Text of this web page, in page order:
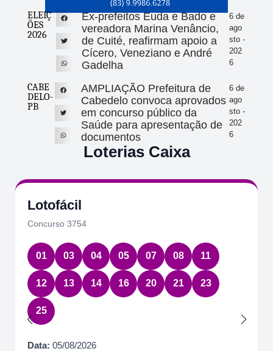
ELEIÇ
ÕES
2026
Ex-prefeitos Euda e Bado e
vereadora Marina Venâncio,
de Cuité, reafirmam apoio a
Cícero, Veneziano e André
Gadelha
6 de
ago
sto -
202
6
CABE
DELO-
PB
AMPLIAÇÃO Prefeitura de
Cabedelo convoca aprovados
em concurso público da
Saúde para apresentação de
documentos
6 de
ago
sto -
202
6
Loterias Caixa
Lotofácil
Concurso 3754
01 03 04 05 07 08 11
12 13 14 16 20 21 23
25
Data: 05/08/2026